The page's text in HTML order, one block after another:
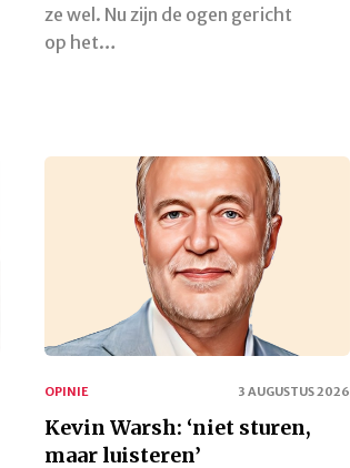
ze wel. Nu zijn de ogen gericht
op het…
OPINIE 3 AUGUSTUS 2026
Kevin Warsh: ‘niet sturen,
maar luisteren’